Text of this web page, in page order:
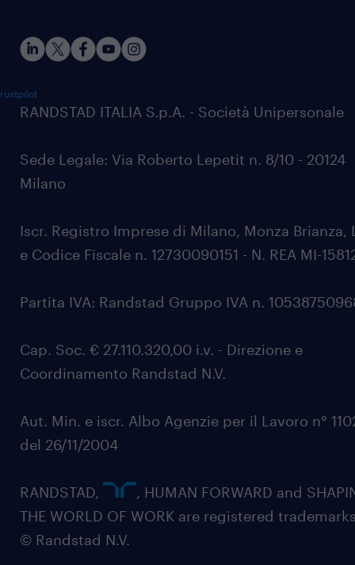
RANDSTAD ITALIA S.p.A. - Società Unipersonale
Sede Legale: Via Roberto Lepetit n. 8/10 - 20124
Milano
Iscr. Registro Imprese di Milano, Monza Brianza,
e Codice Fiscale n. 12730090151 - N. REA MI-
Partita IVA: Randstad Gruppo IVA n.
Cap. Soc. € 27.110.320,00 i.v. - Direzione e
Coordinamento Randstad N.V.
Aut. Min. e iscr. Albo Agenzie per il Lavoro n°
del 26/11/2004
RANDSTAD,
, HUMAN FORWARD and
THE WORLD OF WORK are registered
© Randstad N.V.